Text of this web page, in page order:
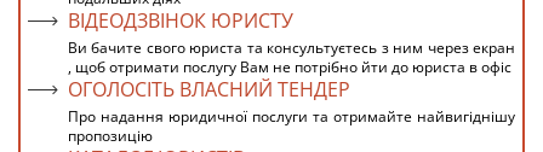
ВІДЕОДЗВІНОК ЮРИСТУ
Ви бачите свого юриста та консультуєтесь з ним через екран
, щоб отримати послугу Вам не потрібно йти до юриста в офіс
ОГОЛОСІТЬ ВЛАСНИЙ ТЕНДЕР
Про надання юридичної послуги та отримайте найвигіднішу
пропозицію